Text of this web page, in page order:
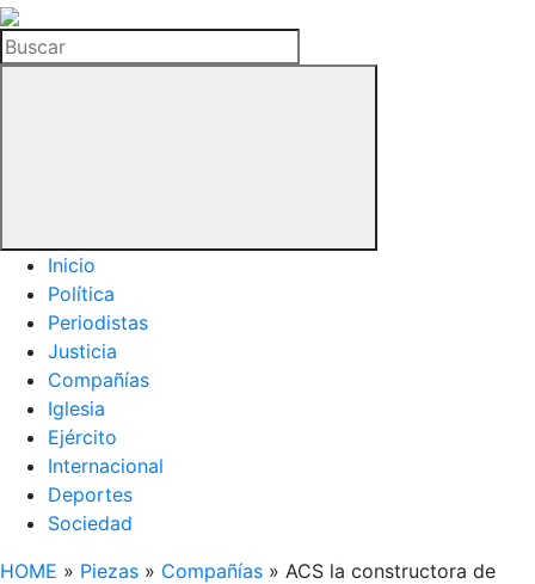
La
Hemeroteca
del
Buscar
Inicio
Política
Periodistas
Justicia
Compañías
Iglesia
Ejército
Internacional
Deportes
Sociedad
HOME » Piezas » Compañías » ACS la constructora de